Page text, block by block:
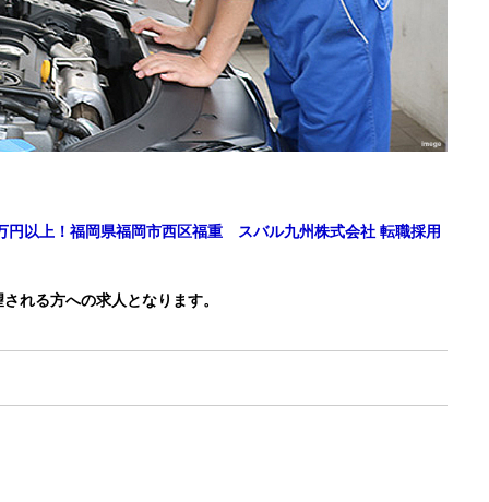
円以上！福岡県福岡市西区福重 スバル九州株式会社 転職採用
れる方への求人となります。